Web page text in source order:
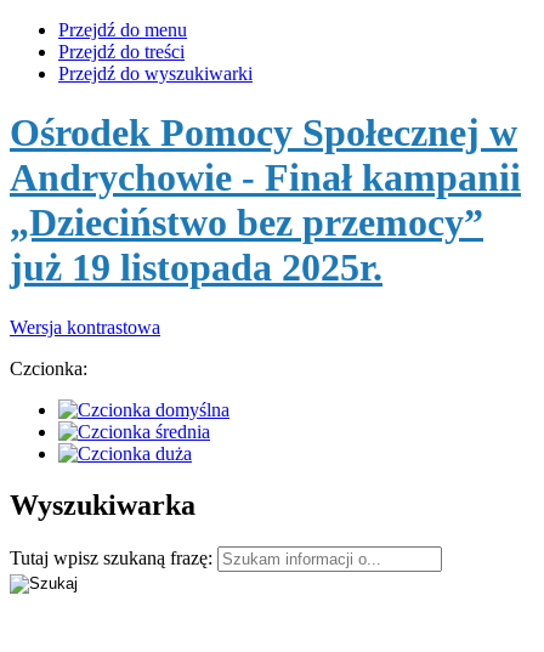
Przejdź do menu
Przejdź do treści
Przejdź do wyszukiwarki
Ośrodek Pomocy Społecznej w
Andrychowie - Finał kampanii
„Dzieciństwo bez przemocy”
już 19 listopada 2025r.
Wersja kontrastowa
Czcionka:
Wyszukiwarka
Tutaj wpisz szukaną frazę: